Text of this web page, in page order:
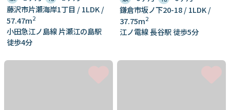
藤沢市片瀬海岸1丁目 / 1LDK /
57.47m2
小田急江ノ島線 片瀬江の島駅
徒歩4分
鎌倉市坂ノ下20-18 / 1LDK /
37.75m2
江ノ電線 長谷駅 徒歩5分